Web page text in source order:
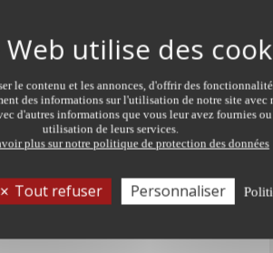
le contenu et les annonces, d'offrir des
des informations sur l'utilisation de notre site avec
d'autres informations que vous leur avez fournies
utilisation de leurs services.
plus sur notre politique de protection des données
Tout refuser Personnaliser